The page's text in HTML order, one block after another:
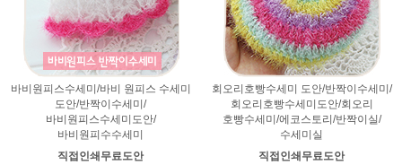
바비원피스수세미/바비 원피스 수세미
도안/반짝이수세미/
바비원피스수세미도안/
바비원피수수세미
직접인쇄무료도안
회오리호빵수세미 도안/반짝이수세미/
회오리호빵수세미도안/회오리
호빵수세미/에코스토리/반짝이실/
수세미실
직접인쇄무료도안